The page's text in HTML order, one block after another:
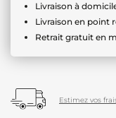
Livraison à
Livraison en point
Retrait gratuit en
Estimez vos